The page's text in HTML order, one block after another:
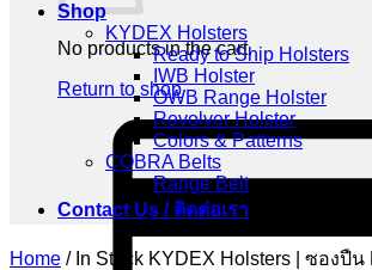
No products in the cart.
Return to shop
Shop
KYDEX Holsters
Ready to Ship Holsters
IWB Holster
OWB Range Holster
Revolver Holster
Colors & Patterns
COBRA Belts
Range Belt
Contact Us / ติดต่อเรา
Home /In Stock KYDEX Holsters | ซองปื